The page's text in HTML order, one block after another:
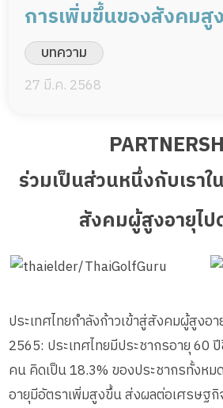
การเพิ่มขึ้นของสังคมสู
บทความ
27 มี.ค. 2568
ร่วมเป็นส่วนหนึ่งกับเรา
สังคมผู้สูงอายุไ
ประเทศไทยกำลังก้าวเข้าสู่สังคมผู้สูงอ
2565: ประเทศไทยมีประชากรอายุ 60
คน คิดเป็น 18.3% ของประชากรทั้งห
อายุมีอัตราเพิ่มสูงขึ้น ส่งผลต่อเศรษฐ